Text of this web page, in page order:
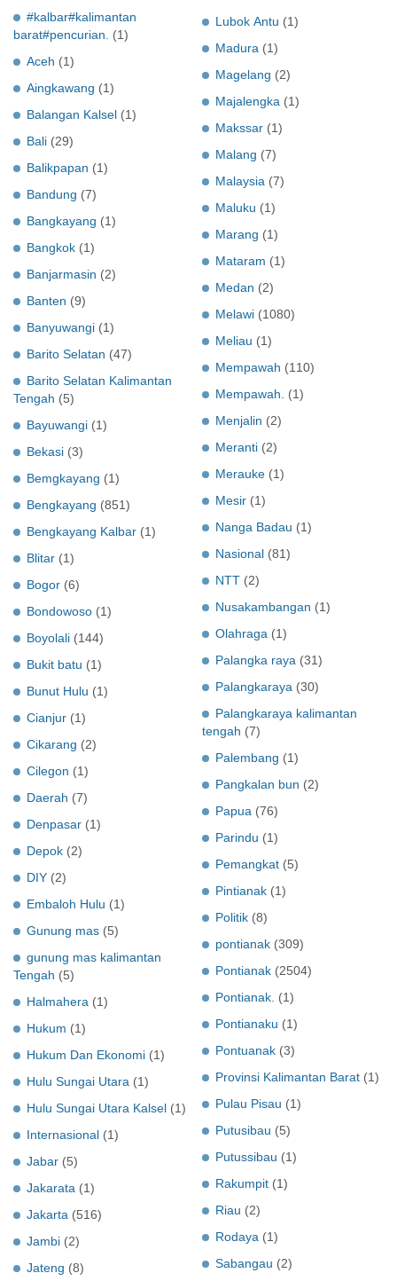
#kalbar#kalimantan
barat#pencurian.
(1)
Aceh (1)
Aingkawang (1)
Balangan Kalsel (1)
Bali (29)
Balikpapan (1)
Bandung (7)
Bangkayang (1)
Bangkok (1)
Banjarmasin (2)
Banten (9)
Banyuwangi (1)
Barito Selatan (47)
Barito Selatan Kalimantan
Tengah (5)
Bayuwangi (1)
Bekasi (3)
Bemgkayang (1)
Bengkayang (851)
Bengkayang Kalbar (1)
Blitar (1)
Bogor (6)
Bondowoso (1)
Boyolali (144)
Bukit batu (1)
Bunut Hulu (1)
Cianjur (1)
Cikarang (2)
Cilegon (1)
Daerah (7)
Denpasar (1)
Depok (2)
DIY (2)
Embaloh Hulu (1)
Gunung mas (5)
gunung mas kalimantan
Tengah (5)
Halmahera (1)
Hukum (1)
Hukum Dan Ekonomi (1)
Hulu Sungai Utara (1)
Hulu Sungai Utara Kalsel (1)
Internasional (1)
Jabar (5)
Jakarata (1)
Jakarta (516)
Jambi (2)
Jateng (8)
Lubok Antu (1)
Madura (1)
Magelang (2)
Majalengka (1)
Makssar (1)
Malang (7)
Malaysia (7)
Maluku (1)
Marang (1)
Mataram (1)
Medan (2)
Melawi (1080)
Meliau (1)
Mempawah (110)
Mempawah.
(1)
Menjalin (2)
Meranti (2)
Merauke (1)
Mesir (1)
Nanga Badau (1)
Nasional (81)
NTT (2)
Nusakambangan (1)
Olahraga (1)
Palangka raya (31)
Palangkaraya (30)
Palangkaraya kalimantan
tengah (7)
Palembang (1)
Pangkalan bun (2)
Papua (76)
Parindu (1)
Pemangkat (5)
Pintianak (1)
Politik (8)
pontianak (309)
Pontianak (2504)
Pontianak. (1)
Pontianaku (1)
Pontuanak (3)
Provinsi Kalimantan Barat (1)
Pulau Pisau (1)
Putusibau (5)
Putussibau (1)
Rakumpit (1)
Riau (2)
Rodaya (1)
Sabangau (2)